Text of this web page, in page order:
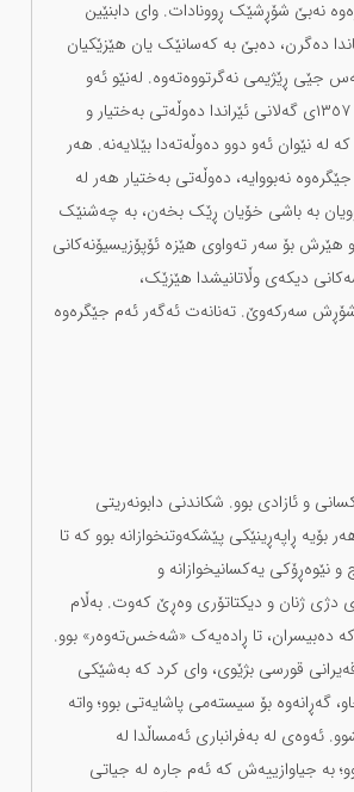
نەبێ شۆڕشێک ڕوونادات. وای دابنێین
دەگرن، دەبێ بە کەسانێک یان هێزێکیان
جێی ڕێژیمی نەگرتووەتەوە. لەنێو ئەو
دۆخەدا ڕێژیم هەرچەند لاواز و پەککەوتووش بێ، هەر لە جێی خۆیەتی. لە شۆڕشی ١٣٥٧ی گەلانی ئێراندا دەوڵەتی بەختیار و
لە نێوان ئەو دوو دەوڵەتەدا بێلایەنە. هەر
نەبووایە، دەوڵەتی بەختیار هەر لە
بە باشی خۆیان ڕێک بخەن، بە چەشنێک
هێرش بۆ سەر تەواوی هێزە ئۆپۆزیسیۆنەکانی
دیکەی وڵاتانیشدا هێزێک،
سەرکەوێ. تەنانەت ئەگەر ئەم جێگرەوە
و ئازادی بوو. شکاندنی دابونەریتی
بۆیە ڕاپەڕینێکی پێشکەوتنخوازانە بوو کە تا
نێوەڕۆکی یەکسانیخوازانە و
دژی ژنان و دیکتاتۆری وەڕێ کەوت. بەڵام
کە دەبیسران، تا ڕادەیەک «شەخس‌تەوەر» بوو.
قورسی بژێوی، وای کرد کە بەشێکی
گەڕانەوە بۆ سیستەمی پاشایەتی بوو؛ واتە
ئەوەی لە بەفرانباری ئەمساڵدا لە
تاران و شارەکانی دیکە ڕابرد، تا ڕادەیەک هاوشێوەی بەفرانباری ١٣٥٧ بوو؛ بە جیاوازییەش کە ئەم جارە لە جیاتی